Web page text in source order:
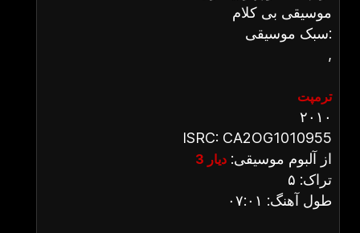
موسیقی بی کلام
سبک موسیقی:
,
ترمپت
۲۰۱۰
ISRC: CA2OG1010955
از آلبوم موسیقی: دیار 3
تراک: ۵
طول آهنگ: ۰۷:۰۱